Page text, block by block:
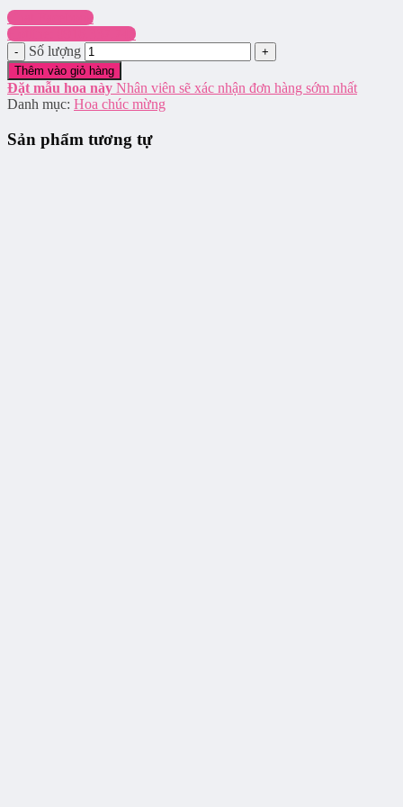
Chat Facebook
Hotline: 0916.337.745
Số lượng
Thêm vào giỏ hàng
Đặt mẫu hoa này Nhân viên sẽ xác nhận đơn hàng sớm nhất
Danh mục: Hoa chúc mừng
Sản phẩm tương tự